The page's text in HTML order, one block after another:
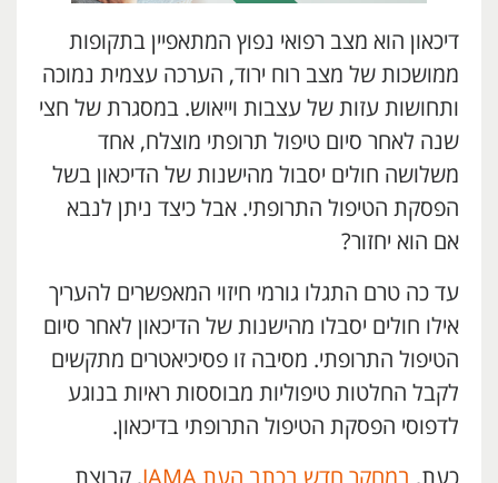
דיכאון הוא מצב רפואי נפוץ המתאפיין בתקופות
ממושכות של מצב רוח ירוד, הערכה עצמית נמוכה
ותחושות עזות של עצבות וייאוש. במסגרת של חצי
שנה לאחר סיום טיפול תרופתי מוצלח, אחד
משלושה חולים יסבול מהישנות של הדיכאון בשל
הפסקת הטיפול התרופתי. אבל כיצד ניתן לנבא
אם הוא יחזור?
עד כה טרם התגלו גורמי חיזוי המאפשרים להעריך
אילו חולים יסבלו מהישנות של הדיכאון לאחר סיום
הטיפול התרופתי. מסיבה זו פסיכיאטרים מתקשים
לקבל החלטות טיפוליות מבוססות ראיות בנוגע
לדפוסי הפסקת הטיפול התרופתי בדיכאון.